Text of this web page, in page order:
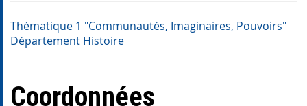
Thématique 1 "Communautés, Imaginaires, Pouvoirs"
Département Histoire
Coordonnées